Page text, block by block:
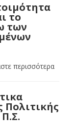
το
των
περισσότερα
Πολιτικής